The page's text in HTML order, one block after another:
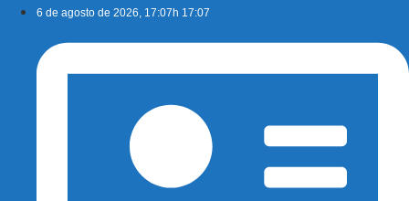
conteúdo
6 de agosto de 2026, 17:07h 17:07